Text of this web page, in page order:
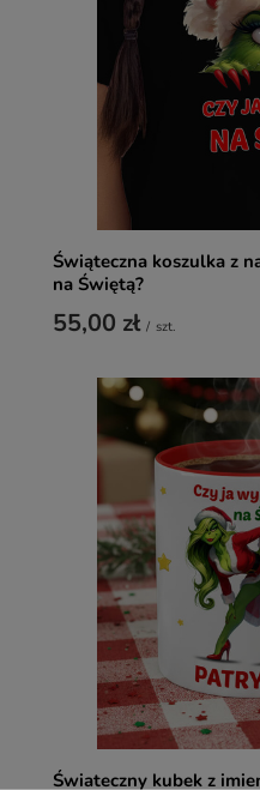
Świąteczna koszulka z
na Świętą?
55,00 zł / szt.
Świateczny kubek z